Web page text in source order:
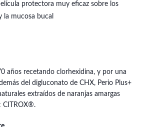
protectora muy eficaz sobre los
la mucosa bucal
años recetando clorhexidina, y por una
del digluconato de CHX, Perio Plus+
extraídos de naranjas amargas
CITROX®.